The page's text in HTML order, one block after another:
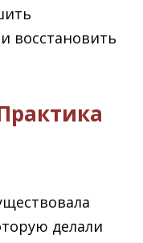
восстановить
делали